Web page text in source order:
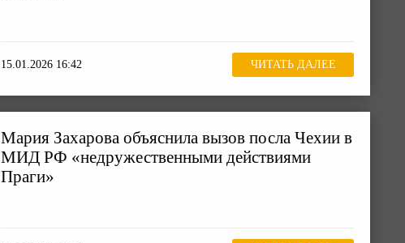
15.01.2026 16:42 ЧИТАТЬ ДАЛЕЕ
Мария Захарова объяснила вызов посла Чехии в
МИД РФ «недружественными действиями
Праги»